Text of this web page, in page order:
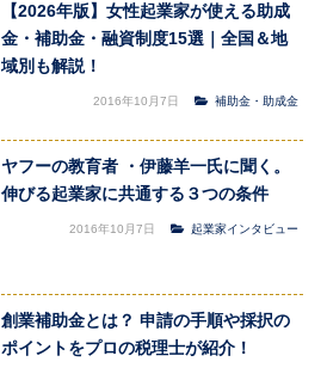
【2026年版】女性起業家が使える助成
金・補助金・融資制度15選｜全国＆地
域別も解説！
2016年10月7日 補助金・助成金
ヤフーの教育者 ・伊藤羊一氏に聞く。
伸びる起業家に共通する３つの条件
2016年10月7日 起業家インタビュー
創業補助金とは？ 申請の手順や採択の
ポイントをプロの税理士が紹介！